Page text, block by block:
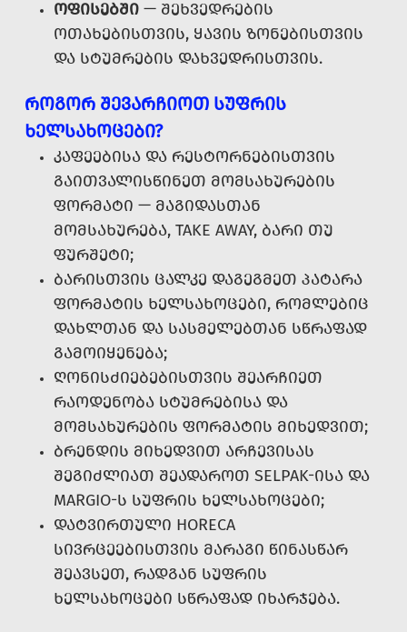
ᲝᲤᲘᲡᲔᲑᲨᲘ — ᲨᲔᲮᲕᲔᲓᲠᲔᲑᲘᲡ
ᲝᲗᲐᲮᲔᲑᲘᲡᲗᲕᲘᲡ, ᲧᲐᲕᲘᲡ ᲖᲝᲜᲔᲑᲘᲡᲗᲕᲘᲡ
ᲓᲐ ᲡᲢᲣᲛᲠᲔᲑᲘᲡ ᲓᲐᲮᲕᲔᲓᲠᲘᲡᲗᲕᲘᲡ.
ᲠᲝᲒᲝᲠ ᲨᲔᲕᲐᲠᲩᲘᲝᲗ ᲡᲣᲤᲠᲘᲡ
ᲮᲔᲚᲡᲐᲮᲝᲪᲔᲑᲘ?
ᲙᲐᲤᲔᲔᲑᲘᲡᲐ ᲓᲐ ᲠᲔᲡᲢᲝᲠᲜᲔᲑᲘᲡᲗᲕᲘᲡ
ᲒᲐᲘᲗᲕᲐᲚᲘᲡᲬᲘᲜᲔᲗ ᲛᲝᲛᲡᲐᲮᲣᲠᲔᲑᲘᲡ
ᲤᲝᲠᲛᲐᲢᲘ — ᲛᲐᲒᲘᲓᲐᲡᲗᲐᲜ
ᲛᲝᲛᲡᲐᲮᲣᲠᲔᲑᲐ, TAKE AWAY, ᲑᲐᲠᲘ ᲗᲣ
ᲤᲣᲠᲨᲔᲢᲘ;
ᲑᲐᲠᲘᲡᲗᲕᲘᲡ ᲪᲐᲚᲙᲔ ᲓᲐᲒᲔᲒᲛᲔᲗ ᲞᲐᲢᲐᲠᲐ
ᲤᲝᲠᲛᲐᲢᲘᲡ ᲮᲔᲚᲡᲐᲮᲝᲪᲔᲑᲘ, ᲠᲝᲛᲚᲔᲑᲘᲪ
ᲓᲐᲮᲚᲗᲐᲜ ᲓᲐ ᲡᲐᲡᲛᲔᲚᲔᲑᲗᲐᲜ ᲡᲬᲠᲐᲤᲐᲓ
ᲒᲐᲛᲝᲘᲧᲔᲜᲔᲑᲐ;
ᲦᲝᲜᲘᲡᲫᲘᲔᲑᲔᲑᲘᲡᲗᲕᲘᲡ ᲨᲔᲐᲠᲩᲘᲔᲗ
ᲠᲐᲝᲓᲔᲜᲝᲑᲐ ᲡᲢᲣᲛᲠᲔᲑᲘᲡᲐ ᲓᲐ
ᲛᲝᲛᲡᲐᲮᲣᲠᲔᲑᲘᲡ ᲤᲝᲠᲛᲐᲢᲘᲡ ᲛᲘᲮᲔᲓᲕᲘᲗ;
ᲑᲠᲔᲜᲓᲘᲡ ᲛᲘᲮᲔᲓᲕᲘᲗ ᲐᲠᲩᲔᲕᲘᲡᲐᲡ
ᲨᲔᲒᲘᲫᲚᲘᲐᲗ ᲨᲔᲐᲓᲐᲠᲝᲗ SELPAK-ᲘᲡᲐ ᲓᲐ
MARGIO-Ს ᲡᲣᲤᲠᲘᲡ ᲮᲔᲚᲡᲐᲮᲝᲪᲔᲑᲘ;
ᲓᲐᲢᲕᲘᲠᲗᲣᲚᲘ HORECA
ᲡᲘᲕᲠᲪᲔᲔᲑᲘᲡᲗᲕᲘᲡ ᲛᲐᲠᲐᲒᲘ ᲬᲘᲜᲐᲡᲬᲐᲠ
ᲨᲔᲐᲕᲡᲔᲗ, ᲠᲐᲓᲒᲐᲜ ᲡᲣᲤᲠᲘᲡ
ᲮᲔᲚᲡᲐᲮᲝᲪᲔᲑᲘ ᲡᲬᲠᲐᲤᲐᲓ ᲘᲮᲐᲠᲯᲔᲑᲐ.